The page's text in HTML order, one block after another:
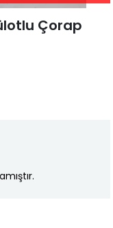
Çorap